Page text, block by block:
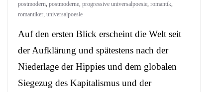
postmodern, postmoderne, progressive universalpoesie, romantik,
romantiker, universalpoesie
Auf den ersten Blick erscheint die Welt seit
der Aufklärung und spätestens nach der
Niederlage der Hippies und dem globalen
Siegezug des Kapitalismus und der